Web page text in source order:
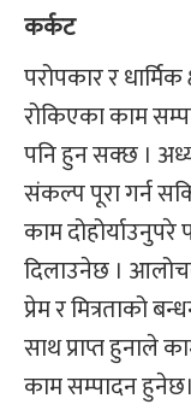
कर्कट
परोपकार र धार्मिक
रोकिएका काम
पनि हुन सक्छ ।
संकल्प पूरा गर्न
काम
दिलाउनेछ ।
प्रेम र मित्रताको
साथ प्राप्त हुनाले
काम सम्पादन हुनेछ।